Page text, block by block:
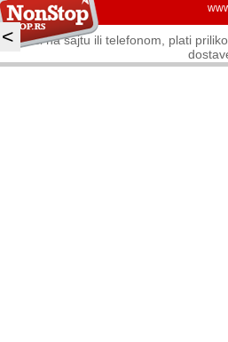
<
Naruči na sajtu ili telefonom, plati